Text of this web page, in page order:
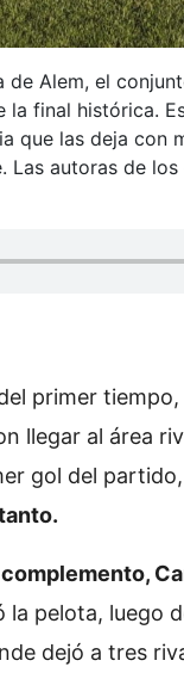
de Alem, el
la final histórica.
que las deja con
Las autoras de
primer
llegar al área
gol del
la pelota, luego
dejó a tres